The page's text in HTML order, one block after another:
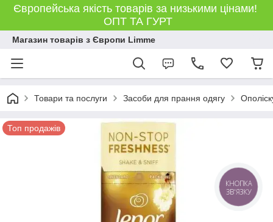
Європейська якість товарів за низькими цінами!
ОПТ ТА ГУРТ
Магазин товарів з Європи Limme
Товари та послуги Засоби для прання одягу
Топ продажів
КНОПКА
ЗВ'ЯЗКУ